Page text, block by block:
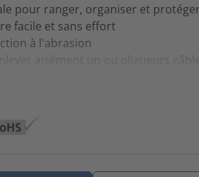
pour ranger, organiser et
facile et sans effort
à l'abrasion
aisément un ou plusieurs